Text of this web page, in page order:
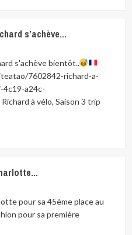
s’achève…
s'achève bientôt..
7602842-richard-a-
4c19-a24c-
à vélo, Saison 3 trip
pour sa 45ème place au
pour sa première